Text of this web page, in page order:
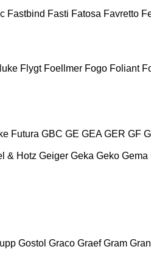
Fastbind Fasti Fatosa Favretto
Flygt Foellmer Fogo Foliant
Futura GBC GE GEA GER GF
& Hotz Geiger Geka Geko Gema
Gostol Graco Graef Gram